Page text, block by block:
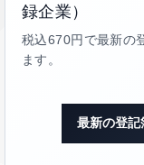
録企業）
税込670円で最新の
ます。
最新の登記